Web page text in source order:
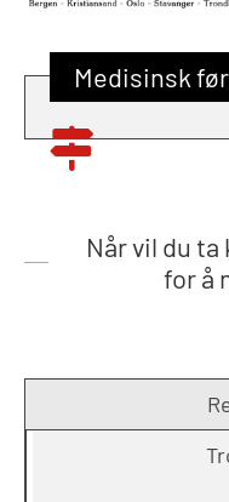
Medisinsk
Når vil du
for å